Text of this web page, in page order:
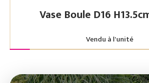
Vendu à l'unité